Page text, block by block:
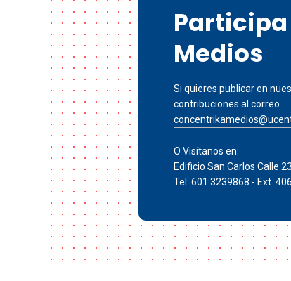
Medios
Si quieres publicar en
contribuciones al correo
O Visítanos en:
Edificio San Carlos Calle
Tel: 601 3239868 - Ext.